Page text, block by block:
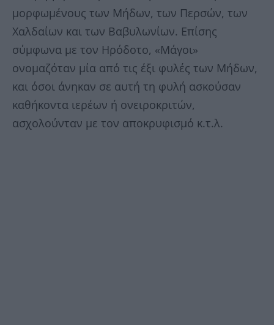
μορφωμένους των Μήδων, των Περσών, των
Χαλδαίων και των Βαβυλωνίων. Επίσης
σύμφωνα με τον Ηρόδοτο, «Μάγοι»
ονομαζόταν μία από τις έξι φυλές των Μήδων,
και όσοι άνηκαν σε αυτή τη φυλή ασκούσαν
καθήκοντα ιερέων ή ονειροκριτών,
ασχολούνταν με τον αποκρυφισμό κ.τ.λ.